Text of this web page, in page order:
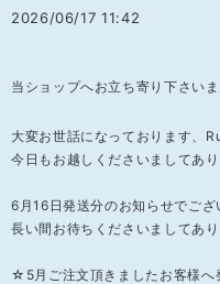
2026/06/17 11:42
当ショップへお立ち寄り下さい
大変お世話になっております、
今日もお越しくださいましてあり
6月16日発送分のお知らせでござ
長い間お待ちくださいましてあ
☆5月ご注文頂きましたお客様へ